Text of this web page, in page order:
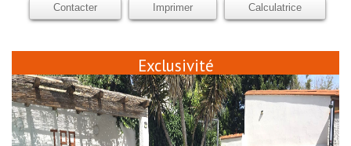
Contacter Imprimer Calculatrice
Exclusivité